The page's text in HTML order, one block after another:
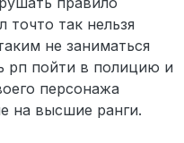
точто так нельзя
не заниматься
рп пойти в полицию и
персонажа
на высшие ранги.